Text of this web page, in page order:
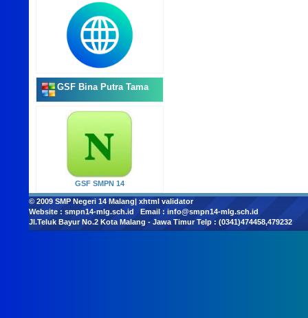
GSF Bina Putra Tama
GSF SMPN 14
© 2009 SMP Negeri 14 Malang xhtml validator
Website : smpn14-mlg.sch.id Email : info@smpn14-mlg.sch.id
Jl.Teluk Bayur No.2 Kota Malang - Jawa Timur Telp : (0341)474458,479232